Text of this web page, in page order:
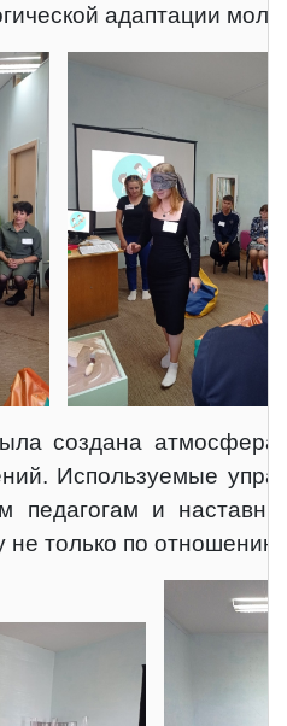
адаптации
создана атмосфера
Используемые
педагогам и
не только по